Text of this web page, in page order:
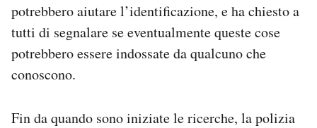
potrebbero aiutare l’identificazione, e ha chiesto a
tutti di segnalare se eventualmente queste cose
potrebbero essere indossate da qualcuno che
conoscono.
Fin da quando sono iniziate le ricerche, la polizia